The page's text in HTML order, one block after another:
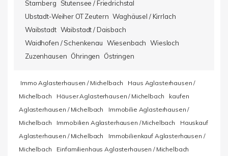
Starnberg
Stutensee / Friedrichstal
Ubstadt-Weiher OT Zeutern Waghäusel / Kirrlach
Waibstadt Waibstadt / Daisbach
Waidhofen / Schenkenau Wiesenbach Wiesloch
Zuzenhausen Öhringen Östringen
Immo Aglasterhausen / Michelbach
Haus Aglasterhausen /
Michelbach
Häuser Aglasterhausen / Michelbach
kaufen
Aglasterhausen / Michelbach
Immobilie Aglasterhausen /
Michelbach
Immobilien Aglasterhausen / Michelbach
Hauskauf
Aglasterhausen / Michelbach
Immobilienkauf Aglasterhausen /
Michelbach
Einfamilienhaus Aglasterhausen / Michelbach